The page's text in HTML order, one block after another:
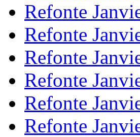
Refonte
Refonte
Refonte
Refonte
Refonte
Refonte